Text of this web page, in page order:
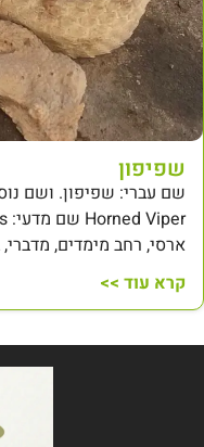
שפיפון
ארסי, רחב מימדים,
קרא עוד >>